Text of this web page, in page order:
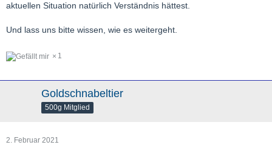
aktuellen Situation natürlich Verständnis hättest.
Und lass uns bitte wissen, wie es weitergeht.
1
Goldschnabeltier
500g Mitglied
2. Februar 2021